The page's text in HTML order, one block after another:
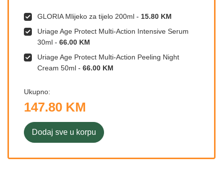
GLORIA Mlijeko za tijelo 200ml - 15.80 KM
Uriage Age Protect Multi-Action Intensive Serum
30ml - 66.00 KM
Uriage Age Protect Multi-Action Peeling Night
Cream 50ml - 66.00 KM
Ukupno:
147.80 KM
Dodaj sve u korpu